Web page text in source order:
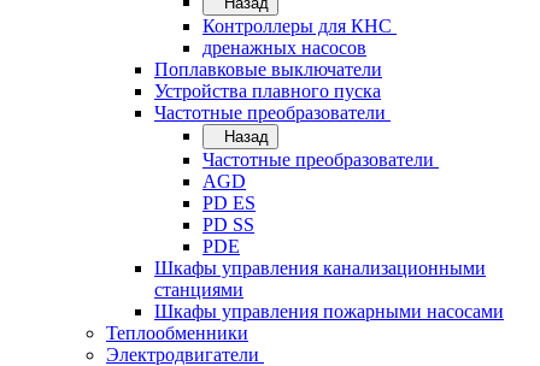
Контроллеры для КНС
дренажных насосов
Поплавковые выключатели
Устройства плавного пуска
Частотные преобразователи
Назад
Частотные преобразователи
AGD
PD ES
PD SS
PDE
Шкафы управления канализационными
станциями
Шкафы управления пожарными насосами
Теплообменники
Электродвигатели